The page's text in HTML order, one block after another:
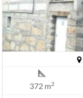
372 m2